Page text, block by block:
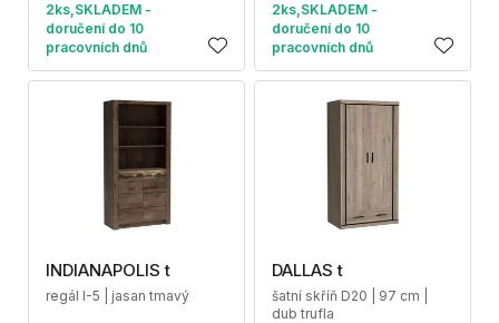
2ks,SKLADEM -
doručení do 10
pracovních dnů
2ks,SKLADEM -
doručení do 10
pracovních dnů
INDIANAPOLIS t
regál I-5 | jasan tmavý
DALLAS t
šatní skříň D20 | 97 cm |
dub trufla